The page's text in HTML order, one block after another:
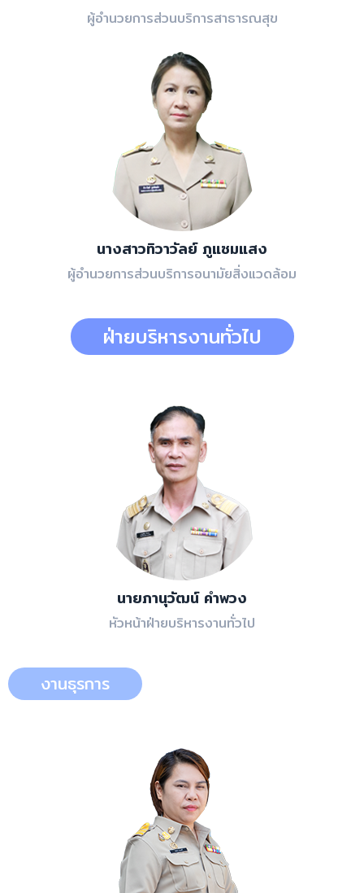
ผู้อำนวยการส่วนบริการสาธารณสุข
นางสาวทิวาวัลย์ ภูแซมแสง
ผู้อำนวยการส่วนบริการอนามัยสิ่งแวดล้อม
ฝ่ายบริหารงานทั่วไป
นายภานุวัฒน์ คำพวง
หัวหน้าฝ่ายบริหารงานทั่วไป
งานธุรการ